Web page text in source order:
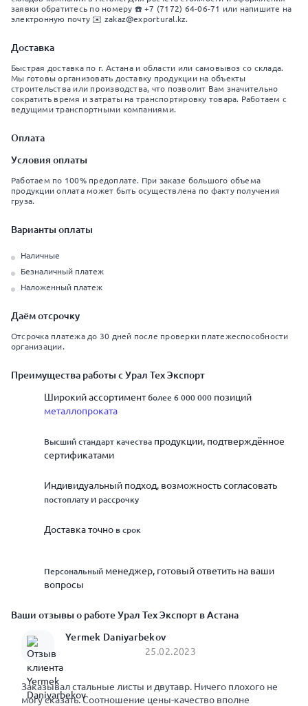
заявки обратитесь по номеру ☎️ +7 (7172) 64-06-71 или напишите на
электронную почту ✉️ zakaz@exportural.kz.
Доставка
Быстрая доставка по г. Астана и области или самовывоз со склада.
Мы готовы организовать доставку продукции на объекты
строительства или производства, что позволит Вам значительно
сократить время и затраты на транспортировку товара. Работаем с
ведущими транспортными компаниями.
Оплата
Условия оплаты
Работаем по 100% предоплате. При заказе большого объема
продукции оплата может быть осуществлена по факту получения
груза.
Варианты оплаты
Наличные
Безналичный платеж
Наложенный платеж
Даём отсрочку
Отсрочка платежа до 30 дней после проверки платежеспособности
организации.
Преимущества работы с Урал Тех Экспорт
Широкий ассортиментболее 6 000 000 позиций
металлопроката
Высший стандарт качества продукции, подтверждённое
сертификатами
Индивидуальный подход, возможность согласовать
постоплату и рассрочку
Доставка точно в срок
Персональный менеджер, готовый ответить на ваши
вопросы
Ваши отзывы о работе Урал Тех Экспорт в Астана
Yermek Daniyarbekov
25.02.2023
Заказывал стальные листы и двутавр. Ничего плохого не
могу сказать. Соотношение цены-качество вполне